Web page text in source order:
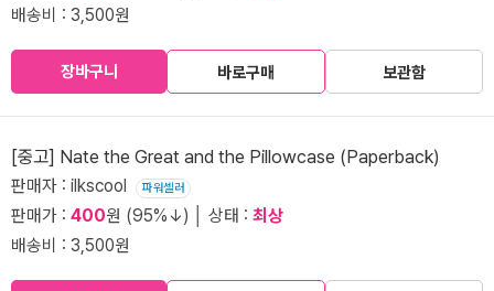
배송비 : 3,500원
장바구니 바로구매 보관함
[중고] Nate the Great and the Pillowcase (Paperback)
판매자 : ilkscool 파워셀러
판매가 : 400원 (95%↓) │ 상태 : 최상
배송비 : 3,500원